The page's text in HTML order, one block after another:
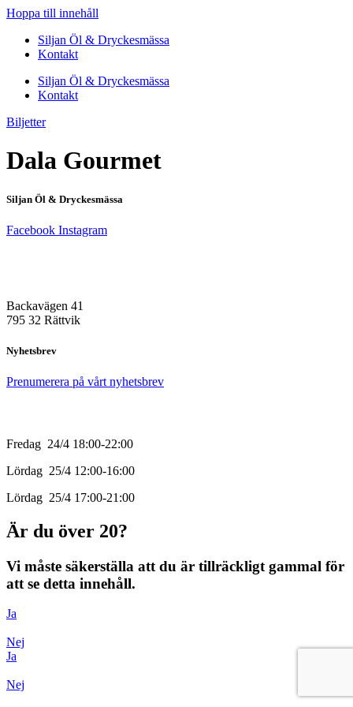
Hoppa till innehåll
Siljan Öl & Dryckesmässa
Kontakt
Siljan Öl & Dryckesmässa
Kontakt
Biljetter
Dala Gourmet
Siljan Öl & Dryckesmässa
Facebook Instagram
Backavägen 41
795 32 Rättvik
Nyhetsbrev
Prenumerera på vårt nyhetsbrev
Fredag 24/4 18:00-22:00
Lördag 25/4 12:00-16:00
Lördag 25/4 17:00-21:00
Är du över 20?
Vi måste säkerställa att du är tillräckligt gammal för
att se detta innehåll.
Ja
Nej
Ja
Nej